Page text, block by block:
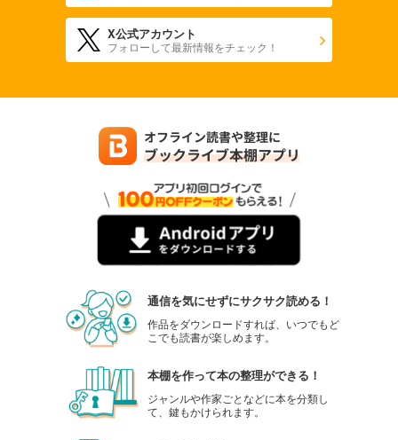
X公式アカウント
フォローして最新情報をチェック！
通信を気にせずにサクサク読める！
作品をダウンロードすれば、いつでもど
こでも読書が楽しめます。
本棚を作って本の整理ができる！
ジャンルや作家ごとなどに本を分類し
て、鍵もかけられます。